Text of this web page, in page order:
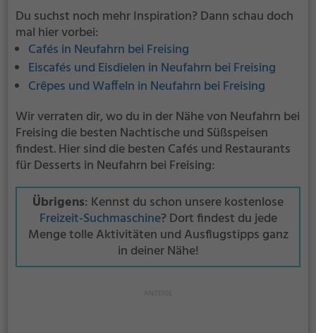
Du suchst noch mehr Inspiration? Dann schau doch
mal hier vorbei:
Cafés in Neufahrn bei Freising
Eiscafés und Eisdielen in Neufahrn bei Freising
Crêpes und Waffeln in Neufahrn bei Freising
Wir verraten dir, wo du in der Nähe von Neufahrn bei
Freising die besten Nachtische und Süßspeisen
findest. Hier sind die besten Cafés und Restaurants
für Desserts in Neufahrn bei Freising:
Übrigens: Kennst du schon unsere kostenlose
Freizeit-Suchmaschine? Dort findest du jede
Menge tolle Aktivitäten und Ausflugstipps ganz
in deiner Nähe!